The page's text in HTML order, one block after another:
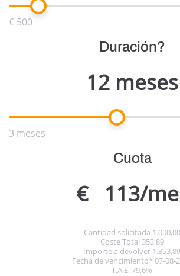
€ 500
Duración?
12 meses
3 meses
Cuota
€ 113/
Cantidad solicitada 1.000,00
Coste Total 353,89
Importe a devolver 1.353,89
Fecha de vencimiento*07-08-
T.A.E.79,6%